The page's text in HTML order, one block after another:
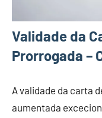
Validade da
Prorrogada –
A validade da carta
aumentada